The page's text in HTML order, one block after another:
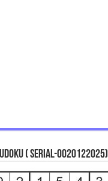
( Serial-0020122025)